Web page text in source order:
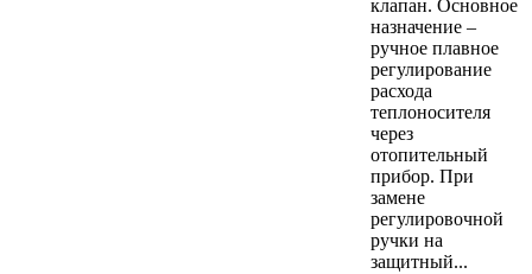
клапан. Основное
назначение –
ручное плавное
регулирование
расхода
теплоносителя
через
отопительный
прибор. При
замене
регулировочной
ручки на
защитный...